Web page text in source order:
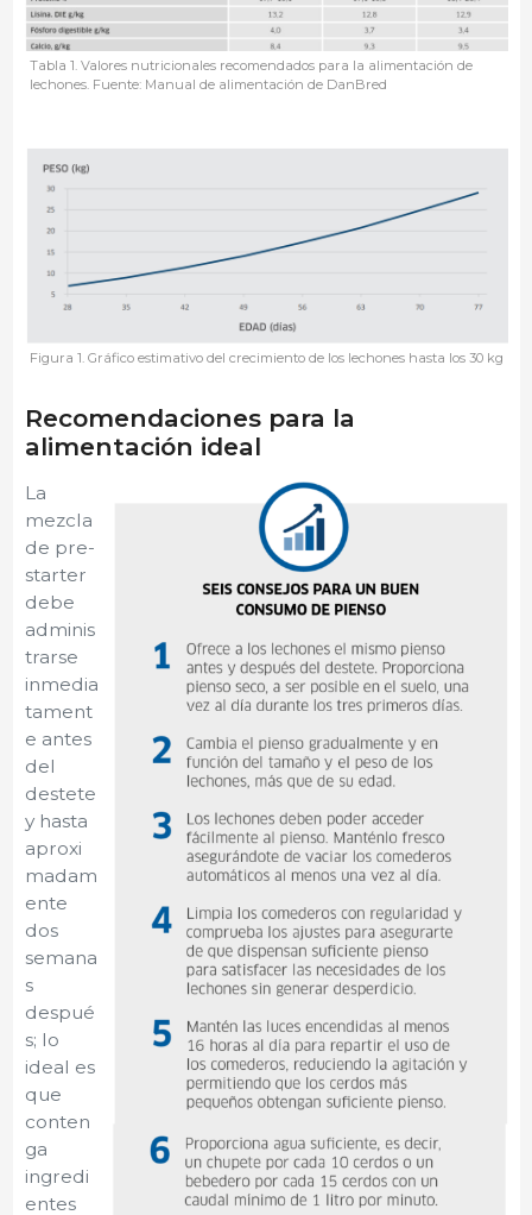
Tabla 1. Valores nutricionales recomendados para la alimentación de
lechones. Fuente: Manual de alimentación de DanBred
Figura 1. Gráfico estimativo del crecimiento de los lechones hasta los 30 kg
Recomendaciones para la
alimentación ideal
La
mezcla
de pre-
starter
debe
adminis
trarse
inmedia
tament
e antes
del
destete
y hasta
aproxi
madam
ente
dos
semana
s
despué
s; lo
ideal es
que
conten
ga
ingredi
entes